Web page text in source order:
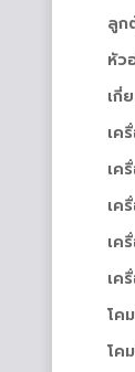
ลูก
หัว
เกี่
เค
เค
เค
เค
เค
โค
โค